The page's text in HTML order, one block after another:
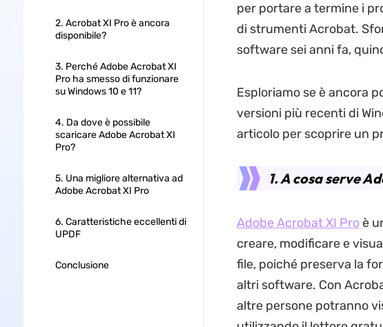
2. Acrobat XI Pro è ancora
disponibile?
3. Perché Adobe Acrobat XI
Pro ha smesso di funzionare
su Windows 10 e 11?
4. Da dove è possibile
scaricare Adobe Acrobat XI
Pro?
5. Una migliore alternativa ad
Adobe Acrobat XI Pro
6. Caratteristiche eccellenti di
UPDF
Conclusione
per portare a termine i
di strumenti Acrobat.
software sei anni fa,
Esploriamo se è ancora
versioni più recenti di
articolo per scoprire un
1. A cosa serve
Adobe Acrobat XI Proè
creare, modificare e
file, poiché preserva la
altri software. Con
altre persone potranno